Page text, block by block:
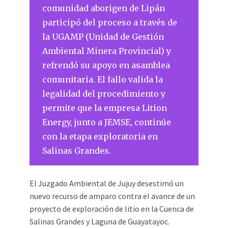
comunidad aborigen de Lipán
participó del proceso a través de
la UGAMP (Unidad de Gestión
Ambiental Minera Provincial)y
refrendó su apoyo en asamblea
comunitaria. El fallo valida la
legalidad del procedimiento y
permite que la empresa Lition
Energy, junto a JEMSE, continúe
con la etapa exploratoria en
Salinas Grandes.
El Juzgado Ambiental de Jujuy desestimó un
nuevo recurso de amparo contra el avance de un
proyecto de exploración de litio en la Cuenca de
Salinas Grandes y Laguna de Guayatayoc.